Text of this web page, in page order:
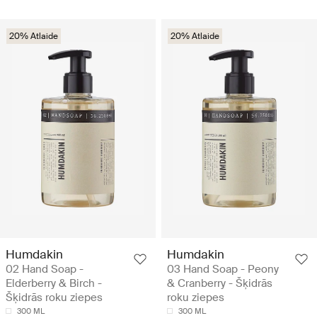
20% Atlaide
Humdakin
02 Hand Soap -
Elderberry & Birch -
Šķidrās roku ziepes
300 ML
20% Atlaide
Humdakin
03 Hand Soap - Peony
& Cranberry - Šķidrās
roku ziepes
300 ML